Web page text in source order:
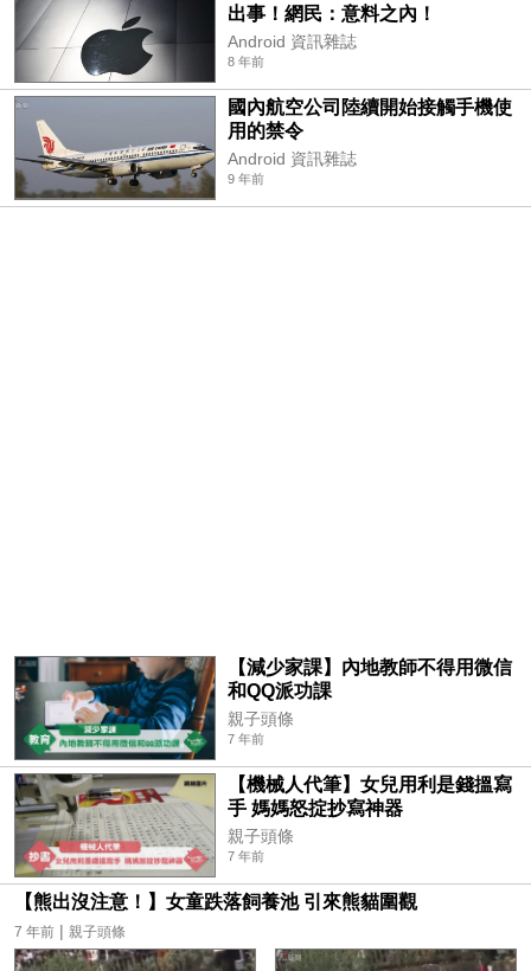
出事！網民：意料之內！
Android 資訊雜誌
8 年前
國內航空公司陸續開始接觸手機使
用的禁令
Android 資訊雜誌
9 年前
【減少家課】內地教師不得用微信
和QQ派功課
親子頭條
7 年前
【機械人代筆】女兒用利是錢搵寫
手 媽媽怒掟抄寫神器
親子頭條
7 年前
【熊出沒注意！】女童跌落飼養池 引來熊貓圍觀
7 年前 | 親子頭條